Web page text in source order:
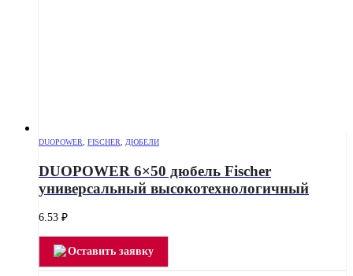
DUOPOWER FISCHER ДЮБЕЛИ
DUOPOWER 6×50 дюбель Fischer
универсальный высокотехнологичный
6.53 ₽
Оставить заявку